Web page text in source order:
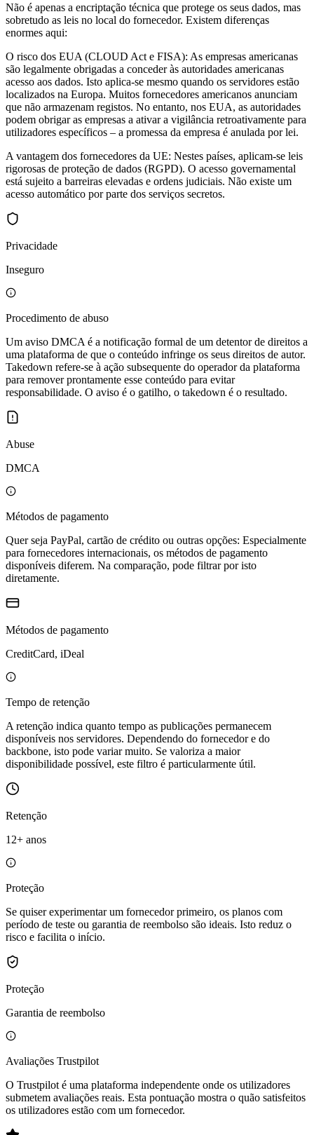
Não é apenas a encriptação técnica que protege os seus dados, mas
sobretudo as leis no local do fornecedor. Existem diferenças
enormes aqui:
O risco dos EUA (CLOUD Act e FISA): As empresas americanas
são legalmente obrigadas a conceder às autoridades americanas
acesso aos dados. Isto aplica-se mesmo quando os servidores estão
localizados na Europa. Muitos fornecedores americanos anunciam
que não armazenam registos. No entanto, nos EUA, as autoridades
podem obrigar as empresas a ativar a vigilância retroativamente para
utilizadores específicos – a promessa da empresa é anulada por lei.
A vantagem dos fornecedores da UE: Nestes países, aplicam-se leis
rigorosas de proteção de dados (RGPD). O acesso governamental
está sujeito a barreiras elevadas e ordens judiciais. Não existe um
acesso automático por parte dos serviços secretos.
Privacidade
Inseguro
Procedimento de abuso
Um aviso DMCA é a notificação formal de um detentor de direitos a
uma plataforma de que o conteúdo infringe os seus direitos de autor.
Takedown refere-se à ação subsequente do operador da plataforma
para remover prontamente esse conteúdo para evitar
responsabilidade. O aviso é o gatilho, o takedown é o resultado.
Abuse
DMCA
Métodos de pagamento
Quer seja PayPal, cartão de crédito ou outras opções: Especialmente
para fornecedores internacionais, os métodos de pagamento
disponíveis diferem. Na comparação, pode filtrar por isto
diretamente.
Métodos de pagamento
CreditCard, iDeal
Tempo de retenção
A retenção indica quanto tempo as publicações permanecem
disponíveis nos servidores. Dependendo do fornecedor e do
backbone, isto pode variar muito. Se valoriza a maior
disponibilidade possível, este filtro é particularmente útil.
Retenção
12+ anos
Proteção
Se quiser experimentar um fornecedor primeiro, os planos com
período de teste ou garantia de reembolso são ideais. Isto reduz o
risco e facilita o início.
Proteção
Garantia de reembolso
Avaliações Trustpilot
O Trustpilot é uma plataforma independente onde os utilizadores
submetem avaliações reais. Esta pontuação mostra o quão satisfeitos
os utilizadores estão com um fornecedor.